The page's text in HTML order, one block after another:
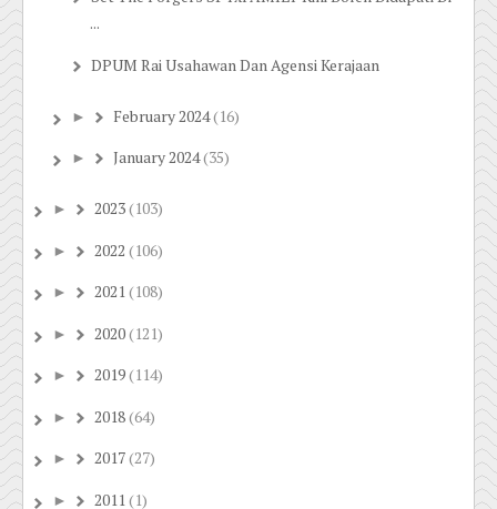
...
DPUM Rai Usahawan Dan Agensi Kerajaan
► February 2024(16)
► January 2024(35)
► 2023(103)
► 2022 (106)
► 2021(108)
► 2020(121)
► 2019(114)
► 2018(64)
► 2017(27)
► 2011(1)